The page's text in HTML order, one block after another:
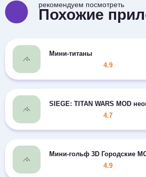
рекомендуем посмотреть
Похожие
Мини-титаны
4.9
SIEGE: TITAN WARS MOD
4.7
Мини-гольф 3D Городские
4.9